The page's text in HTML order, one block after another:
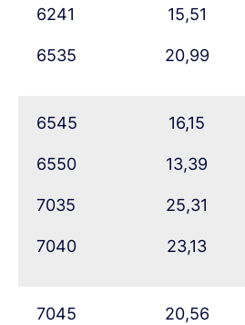
6241
6535
15,51
20,99
6545
6550
7035
7040
16,15
13,39
25,31
23,13
7045 20,56